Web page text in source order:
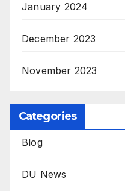
January 2024
December 2023
November 2023
Categories
Blog
DU News